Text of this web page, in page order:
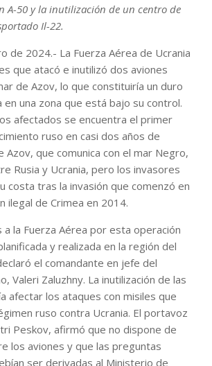
A-50 y la inutilización de un centro de
Il-22.
de 2024.- La Fuerza Aérea de Ucrania
que atacó e inutilizó dos aviones
de Azov, lo que constituiría un duro
en una zona que está bajo su control.
afectados se encuentra el primer
ruso en casi dos años de
Azov, que comunica con el mar Negro,
Rusia y Ucrania, pero los invasores
costa tras la invasión que comenzó en
ilegal de Crimea en 2014.
a la Fuerza Aérea por esta operación
y realizada en la región del
el comandante en jefe del
Valeri Zaluzhny. La inutilización de las
afectar los ataques con misiles que
ruso contra Ucrania. El portavoz
Peskov, afirmó que no dispone de
los aviones y que las preguntas
ser derivadas al Ministerio de